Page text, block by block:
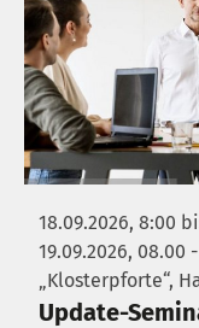
18.09.2026, 8:00
19.09.2026, 08.00
„Klosterpforte“,
Update-